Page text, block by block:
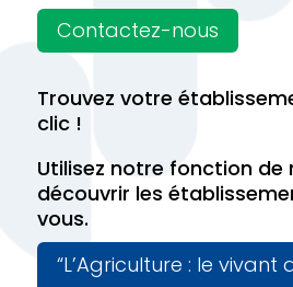
Contactez-nous
Trouvez votre
clic !
Utilisez notre fonction de
découvrir les
vous.
“L’Agriculture : le vivant